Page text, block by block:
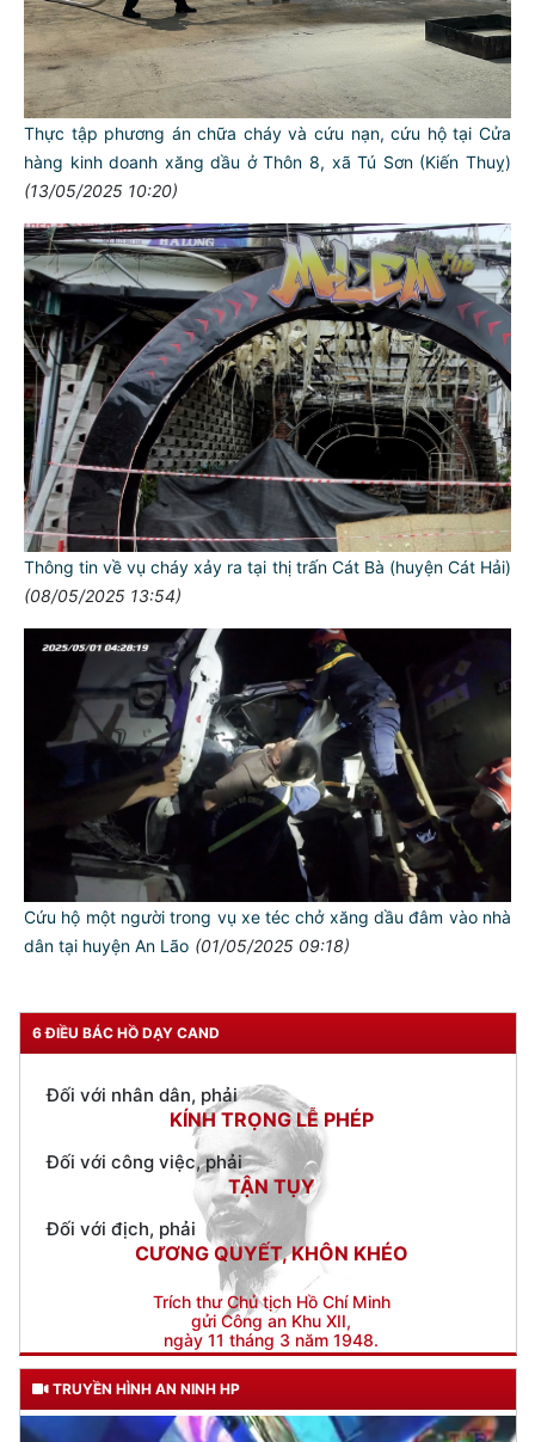
Thực tập phương án chữa cháy và cứu nạn, cứu hộ tại Cửa
hàng kinh doanh xăng dầu ở Thôn 8, xã Tú Sơn (Kiến Thuỵ)
(13/05/2025 10:20)
Thông tin về vụ cháy xảy ra tại thị trấn Cát Bà (huyện Cát Hải)
(08/05/2025 13:54)
Cứu hộ một người trong vụ xe téc chở xăng dầu đâm vào nhà
dân tại huyện An Lão (01/05/2025 09:18)
6 ĐIỀU BÁC HỒ DẠY CAND
TƯ CÁCH
NGƯỜI CÔNG AN CÁCH MỆNH LÀ:
Đối với tự mình, phải
CẦN, KIỆM, LIÊM, CHÍNH
Đối với đồng sự, phải
THÂN ÁI GIÚP ĐỠ
Đối với chính phủ, phải
Đối với nhân dân, phải
KÍNH TRỌNG LỄ PHÉP
Đối với công việc, phải
TẬN TỤY
Đối với địch, phải
CƯƠNG QUYẾT, KHÔN KHÉO
Trích thư Chủ tịch Hồ Chí Minh
gửi Công an Khu XII,
ngày 11 tháng 3 năm 1948.
TRUYỀN HÌNH AN NINH HP